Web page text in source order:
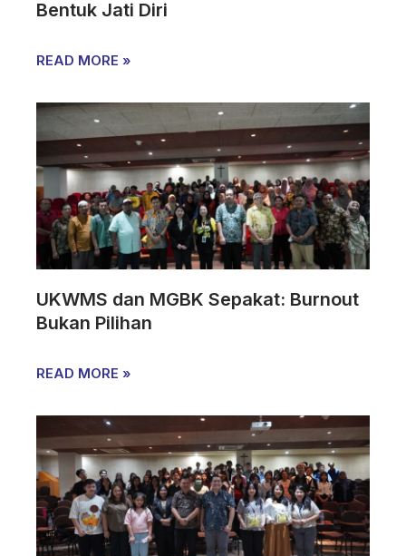
Bentuk Jati Diri
READ MORE »
UKWMS dan MGBK Sepakat: Burnout
Bukan Pilihan
READ MORE »